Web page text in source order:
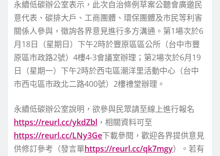
永續低碳辦公室表示，此次自治條例草案公聽會廣邀民
意代表、碳排大戶、工商團體、環保團體及市民等利害
關係人參與，徵詢各界意見進行多方溝通。第1場次於6
月18日（星期日）下午2時於豐原區區公所（台中市豐
原區市政路2號）4樓4-3會議室辦理；第2場次於6月19
日（星期一）下午2時於西屯區潮洋里活動中心（台中
市西屯區市政北二路400號）2樓禮堂辦理。
永續低碳辦公室說明，欲參與民眾請至線上進行報名
https://reurl.cc/ykdZbl ，相關資料可至
https://reurl.cc/LNy3Ge下載參閱，歡迎各界提供意見
供修訂參考（發言單https://reurl.cc/qk7mgy）。若有